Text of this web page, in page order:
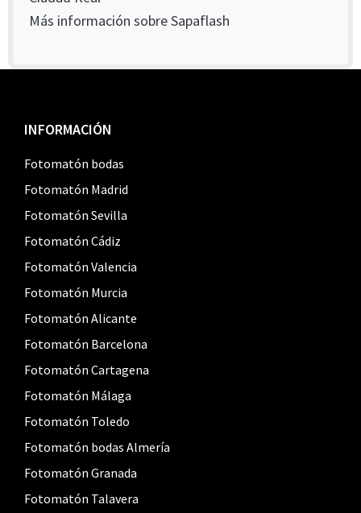
Más información sobre Sapaflash
Footer
INFORMACIÓN
Fotomatón bodas
Fotomatón Madrid
Fotomatón Sevilla
Fotomatón Cádiz
Fotomatón Valencia
Fotomatón Murcia
Fotomatón Alicante
Fotomatón Barcelona
Fotomatón Cartagena
Fotomatón Málaga
Fotomatón Toledo
Fotomatón bodas Almería
Fotomatón Granada
Fotomatón Talavera